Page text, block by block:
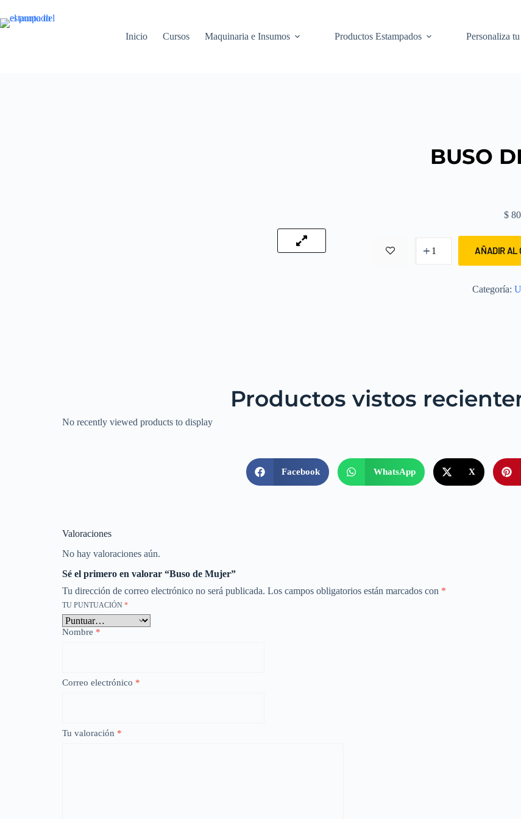
Inicio Cursos Maquinaria e Insumos Productos Estampados Personaliza
BUSO
$
AÑADIR AL
Categoría:
Productos vistos
No recently viewed products to display
Facebook WhatsApp X
Valoraciones
No hay valoraciones aún.
Sé el primero en valorar “Buso de Mujer”
Tu dirección de correo electrónico no será publicada. Los campos obligatorios están marcados con *
TU PUNTUACIÓN *
Nombre *
Correo electrónico *
Tu valoración *